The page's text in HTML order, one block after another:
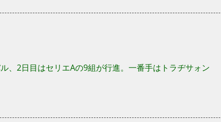
、2日目はセリエAの9組が行進。一番手はトラヂサォン